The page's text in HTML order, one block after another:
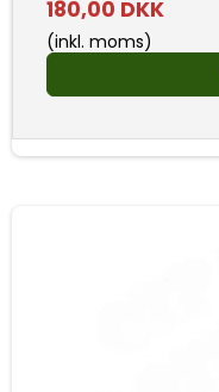
180,00 DKK
(inkl. moms)